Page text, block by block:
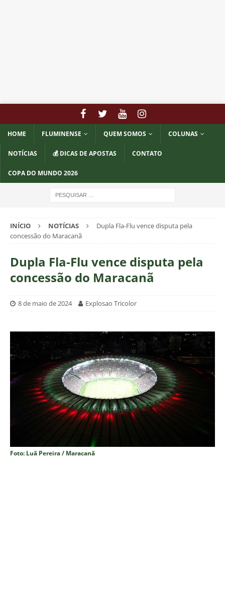
HOME FLUMINENSE QUEM SOMOS COLUNAS
NOTÍCIAS 💰 DICAS DE APOSTAS CONTATO
COPA DO MUNDO 2026
INÍCIO NOTÍCIAS
Dupla Fla-Flu vence disputa pela
concessão do Maracanã
Dupla Fla-Flu vence disputa pela
concessão do Maracanã
8 de maio de 2024 Explosao Tricolor
Foto: Luã Pereira / Maracanã